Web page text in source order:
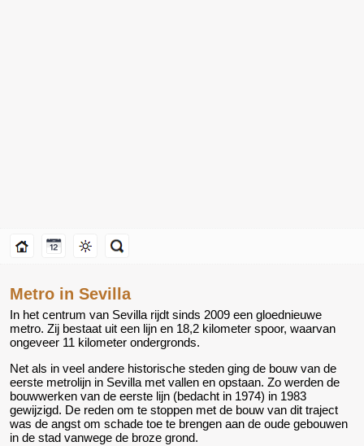
Metro in Sevilla
In het centrum van Sevilla rijdt sinds 2009 een gloednieuwe
metro. Zij bestaat uit een lijn en 18,2 kilometer spoor, waarvan
ongeveer 11 kilometer ondergronds.
Net als in veel andere historische steden ging de bouw van de
eerste metrolijn in Sevilla met vallen en opstaan. Zo werden de
bouwwerken van de eerste lijn (bedacht in 1974) in 1983
gewijzigd. De reden om te stoppen met de bouw van dit traject
was de angst om schade toe te brengen aan de oude gebouwen
in de stad vanwege de broze grond.